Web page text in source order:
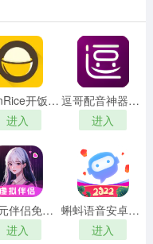
OpenRice开饭喇手机正版
进入
逗哥配音神器安卓免费版
进入
二次元伴侣免费原版
进入
蝌蚪语音安卓官方版
进入